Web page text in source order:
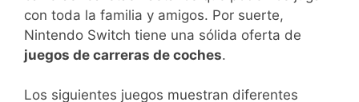
con toda la familia y amigos. Por suerte,
Nintendo Switch tiene una sólida oferta de
juegos de carreras de coches.
Los siguientes juegos muestran diferentes